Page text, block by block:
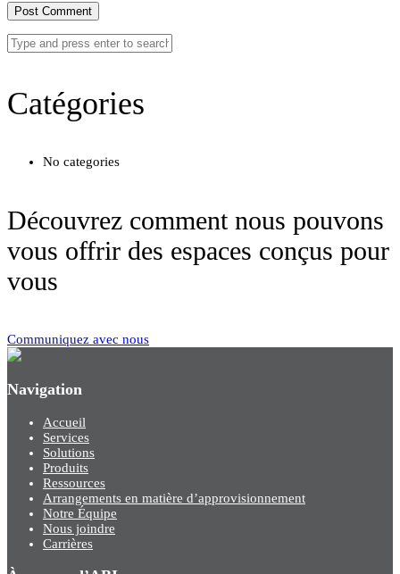
Catégories
No categories
Découvrez comment nous pouvons
vous offrir des espaces conçus pour
vous
Communiquez avec nous
Navigation
Accueil
Services
Solutions
Produits
Ressources
Arrangements en matière d’approvisionnement
Notre Équipe
Nous joindre
Carrières